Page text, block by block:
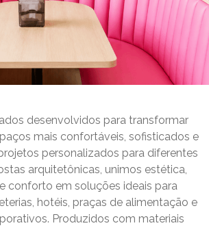
desenvolvidos para transformar
mais confortáveis, sofisticados e
personalizados para diferentes
arquitetônicas, unimos estética,
conforto em soluções ideais para
hotéis, praças de alimentação e
Produzidos com materiais